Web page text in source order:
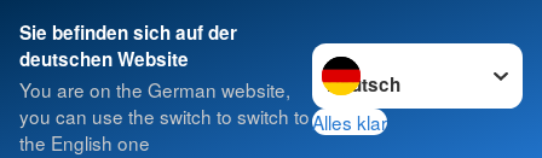
Sie befinden sich auf der
deutschen Website
You are on the German website,
you can use the switch to switch to
the English one
Sprache wechseln zu
Alles klar